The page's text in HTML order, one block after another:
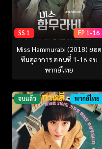
SS 1 EP 1-16
Miss Hammurabi (2018) ยอด
ทีมตุลาการ ตอนที่ 1-16 จบ
พากย์ไทย
จบแล้ว พากย์ไทย